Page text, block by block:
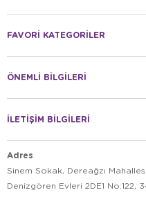
FAVORİ KATEGORİLER
ÖNEMLİ BİLGİLERİ
İLETİŞİM BİLGİLERİ
Adres
Sinem Sokak, Dereağzı
Denizgören Evleri 2DE1 No:122,